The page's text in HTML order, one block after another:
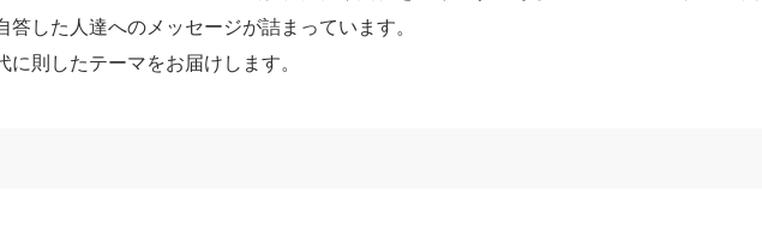
した人達へのメッセージが詰まっています。
則したテーマをお届けします。